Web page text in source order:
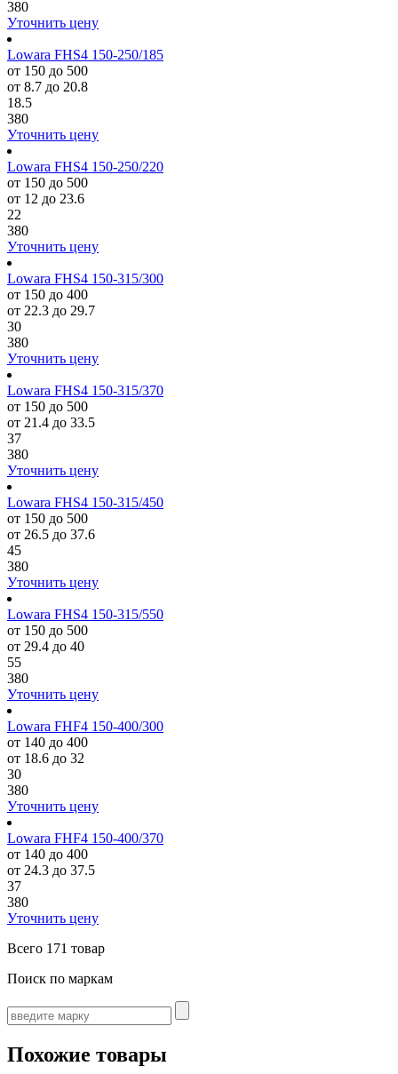
380
Уточнить цену
Lowara FHS4 150-250/185
от 150 до 500
от 8.7 до 20.8
18.5
380
Уточнить цену
Lowara FHS4 150-250/220
от 150 до 500
от 12 до 23.6
22
380
Уточнить цену
Lowara FHS4 150-315/300
от 150 до 400
от 22.3 до 29.7
30
380
Уточнить цену
Lowara FHS4 150-315/370
от 150 до 500
от 21.4 до 33.5
37
380
Уточнить цену
Lowara FHS4 150-315/450
от 150 до 500
от 26.5 до 37.6
45
380
Уточнить цену
Lowara FHS4 150-315/550
от 150 до 500
от 29.4 до 40
55
380
Уточнить цену
Lowara FHF4 150-400/300
от 140 до 400
от 18.6 до 32
30
380
Уточнить цену
Lowara FHF4 150-400/370
от 140 до 400
от 24.3 до 37.5
37
380
Уточнить цену
Всего 171 товар
Поиск по маркам
Похожие товары